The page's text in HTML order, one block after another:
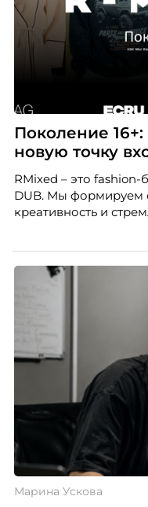
Поколение
новую точку
RMixed – это fashion-
DUB. Мы формируем
креативность и
Марина Ускова